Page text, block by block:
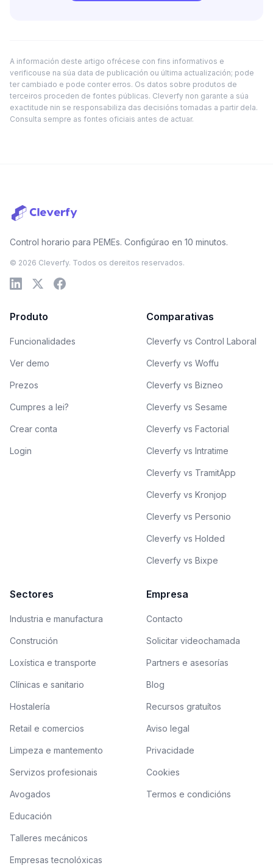
A información deste artigo ofrécese con fins informativos e
verificouse na súa data de publicación ou última actualización; pode
ter cambiado e pode conter erros. Os datos sobre produtos de
terceiros proceden de fontes públicas. Cleverfy non garante a súa
exactitude nin se responsabiliza das decisións tomadas a partir dela.
Consulta sempre as fontes oficiais antes de actuar.
Control horario para PEMEs. Configúrao en 10 minutos.
© 2026 Cleverfy. Todos os dereitos reservados.
Produto
Funcionalidades
Ver demo
Prezos
Cumpres a lei?
Crear conta
Login
Comparativas
Cleverfy vs Control Laboral
Cleverfy vs Woffu
Cleverfy vs Bizneo
Cleverfy vs Sesame
Cleverfy vs Factorial
Cleverfy vs Intratime
Cleverfy vs TramitApp
Cleverfy vs Kronjop
Cleverfy vs Personio
Cleverfy vs Holded
Cleverfy vs Bixpe
Sectores
Industria e manufactura
Construción
Loxística e transporte
Clínicas e sanitario
Hostalería
Retail e comercios
Limpeza e mantemento
Servizos profesionais
Avogados
Educación
Talleres mecánicos
Empresas tecnolóxicas
Empresa
Contacto
Solicitar videochamada
Partners e asesorías
Blog
Recursos gratuítos
Aviso legal
Privacidade
Cookies
Termos e condicións